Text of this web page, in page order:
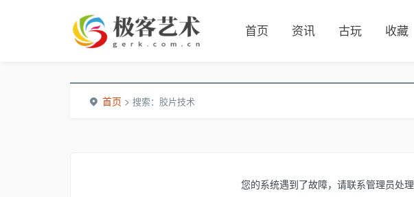
首页 资讯 古玩 收藏
首页 >搜索：胶片技术
您的系统遇到了故障，请联系管理员处理